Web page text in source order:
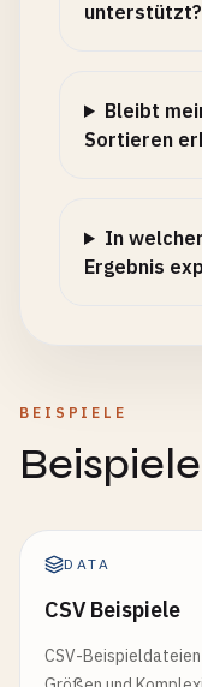
unterstützt?
Bleibt
Sortieren
In
Ergebnis
BEISPIELE
DATA
CSV Beispiele
CSV-